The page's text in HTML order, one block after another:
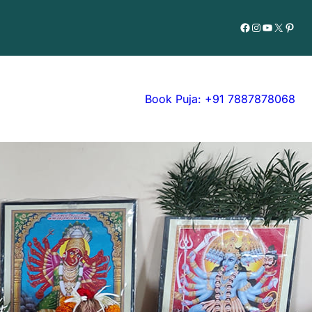
Facebook
Instagram
YouTube
X
Book Puja: +91 7887878068